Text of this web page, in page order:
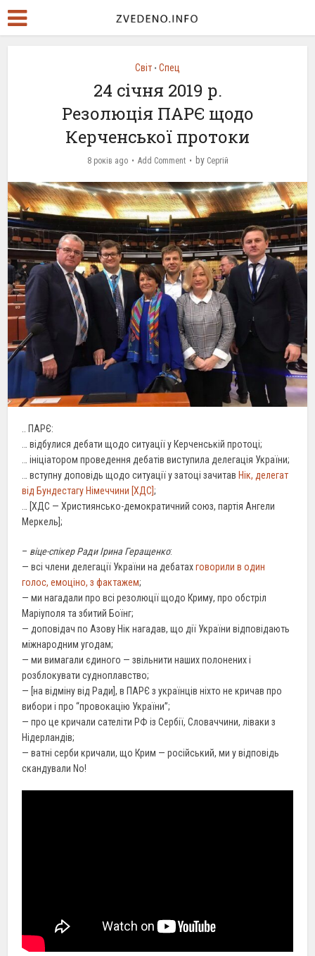
Світ • Спец
24 січня 2019 р.
Резолюція ПАРЄ щодо
Керченської протоки
8 років ago Add Comment by Сергій
.. ПАРЄ:
… відбулися дебати щодо ситуації у Керченській протоці;
… ініціатором проведення дебатів виступила делегація України;
… вступну доповідь щодо ситуації у затоці зачитав Нік, делегат
від Бундестагу Німеччини [ХДС];
… [ХДС — Християнсько-демократичний союз, партія Ангели
Меркель];
– віце-спікер Ради Ірина Геращенко:
— всі члени делегації України на дебатахговорили в один
голос, емоціно, з фактажем;
— ми нагадали про всі резолюції щодо Криму, про обстріл
Маріуполя та збитий Боїнг;
— доповідач по Азову Нік нагадав, що дії України відповідають
міжнародним угодам;
— ми вимагали єдиного — звільнити наших полонених і
розблокувати судноплавство;
— [на відміну від Ради], в ПАРЄ з українців ніхто не кричав про
вибори і про “провокацію України”;
— про це кричали сателіти РФ із Сербії, Словаччини, ліваки з
Нідерландів;
— ватні серби кричали, що Крим — російський, ми у відповідь
скандували No!